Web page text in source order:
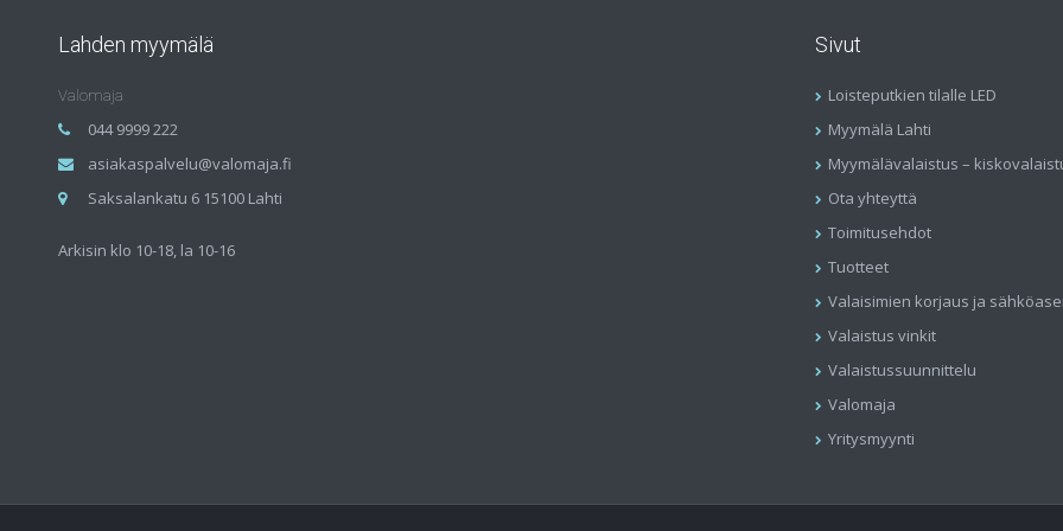
Lahden myymälä
Valomaja
044 9999 222
asiakaspalvelu@valomaja.fi
Saksalankatu 6 15100 Lahti
Arkisin klo 10-18, la 10-16
Sivut
Loisteputkien tilalle LED
Myymälä Lahti
Myymälävalaistus –
Ota yhteyttä
Toimitusehdot
Tuotteet
Valaisimien korjaus ja
Valaistus vinkit
Valaistussuunnittelu
Valomaja
Yritysmyynti